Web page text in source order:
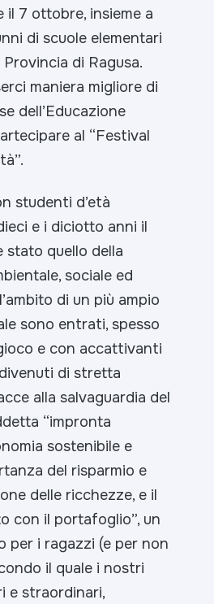
il 7 ottobre, insieme a
di scuole elementari
di Ragusa.
maniera migliore di
dell’Educazione
al “Festival
studenti d’età
e i diciotto anni il
stato quello della
sociale ed
di un più ampio
sono entrati, spesso
e con accattivanti
di stretta
alla salvaguardia del
“impronta
sostenibile e
del risparmio e
delle ricchezze, e il
con il portafoglio”, un
per i ragazzi (e per non
il quale i nostri
e straordinari,